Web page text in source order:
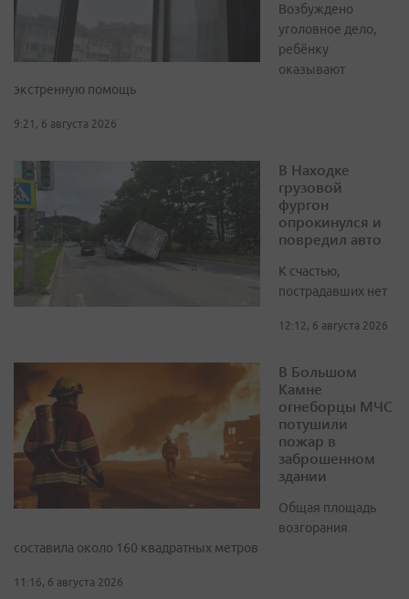
Возбуждено
уголовное дело,
ребёнку
оказывают
экстренную помощь
9:21, 6 августа 2026
В Находке
грузовой
фургон
опрокинулся и
повредил авто
К счастью,
пострадавших нет
12:12, 6 августа 2026
В Большом
Камне
огнеборцы МЧС
потушили
пожар в
заброшенном
здании
Общая площадь
возгорания
составила около 160 квадратных метров
11:16, 6 августа 2026